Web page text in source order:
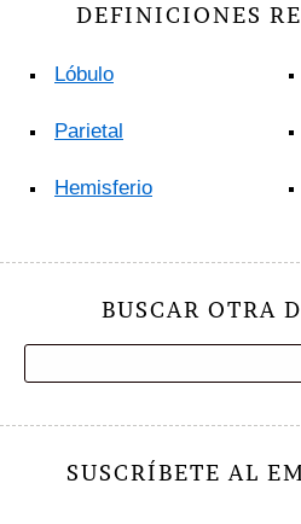
DEFINICIONES
Lóbulo
Parietal
Hemisferio
BUSCAR OTRA
SUSCRÍBETE AL